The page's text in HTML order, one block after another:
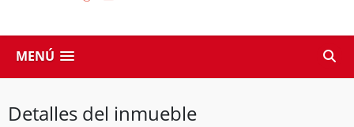
MENÚ
Detalles del inmueble